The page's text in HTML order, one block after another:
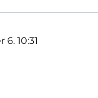
10:31
csillagok